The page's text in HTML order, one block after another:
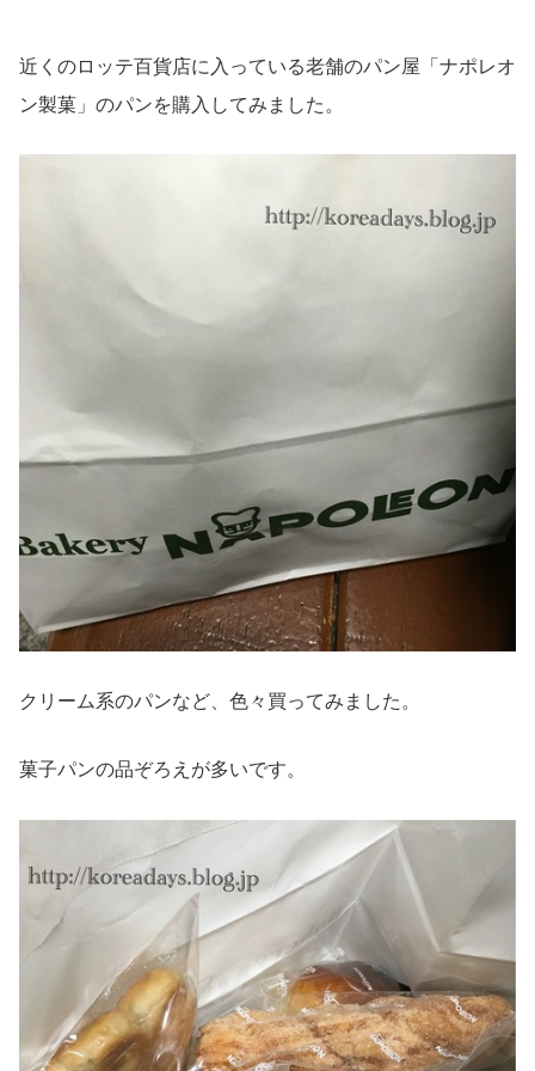
近くのロッテ百貨店に入っている老舗のパン屋「ナポレオ
ン製菓」のパンを購入してみました。
クリーム系のパンなど、色々買ってみました。
菓子パンの品ぞろえが多いです。